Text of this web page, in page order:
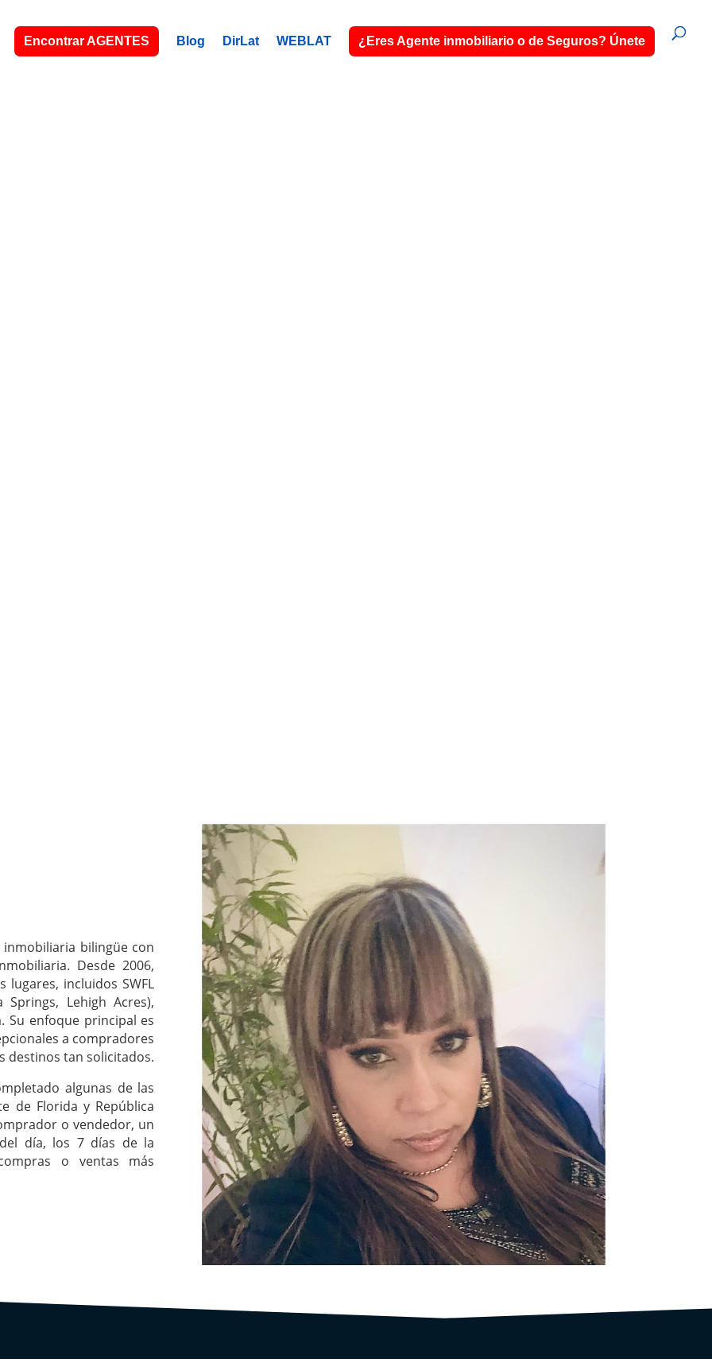
Encontrar AGENTES Blog DirLat WEBLAT ¿Eres Agente inmobiliario o de Seguros? Únete
bilingüe con
Desde 2006,
incluidos SWFL
Lehigh Acres),
Su enfoque principal es
a compradores
destinos tan solicitados.
algunas de las
de Florida y República
o vendedor, un
día, los 7 días de la
o ventas más